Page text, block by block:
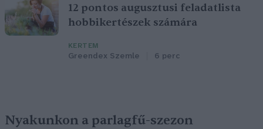
12 pontos augusztusi feladatlista
hobbikertészek számára
KERTEM
Greendex Szemle 6 perc
Nyakunkon a parlagfű-szezon